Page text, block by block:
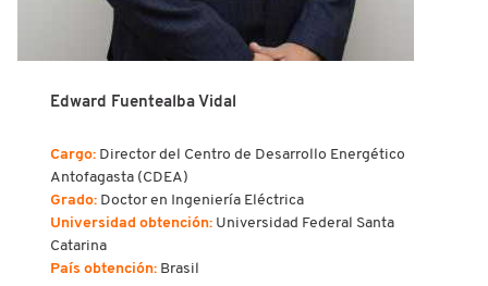
Edward Fuentealba Vidal
Cargo: Director del Centro de Desarrollo Energético
Antofagasta (CDEA)
Grado: Doctor en Ingeniería Eléctrica
Universidad obtención: Universidad Federal Santa
Catarina
País obtención: Brasil